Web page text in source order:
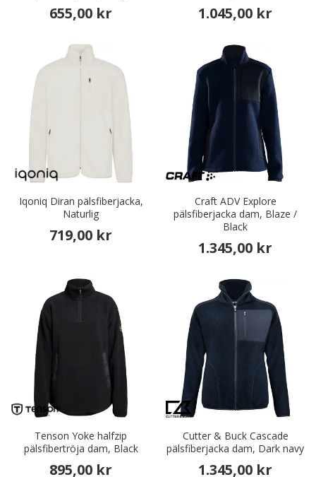
655,00 kr 1.045,00 kr
Iqoniq Diran pälsfiberjacka,
Naturlig
719,00 kr
Craft ADV Explore
pälsfiberjacka dam, Blaze /
Black
1.345,00 kr
Tenson Yoke halfzip
pälsfibertröja dam, Black
895,00 kr
Cutter & Buck Cascade
pälsfiberjacka dam, Dark navy
1.345,00 kr